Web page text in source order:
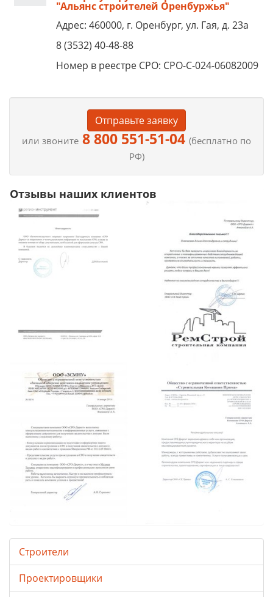
"Альянс строителей Оренбуржья"
Адрес: 460000, г. Оренбург, ул. Гая, д. 23а
8 (3532) 40-48-88
Номер в реестре СРО: СРО-С-024-06082009
Отправьте заявку
или звоните 8 800 551-51-04 (бесплатно по
РФ)
Отзывы наших клиентов
Строители
Проектировщики